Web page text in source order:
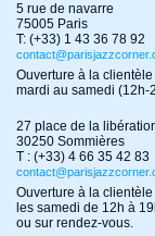
5 rue de navarre
75005 Paris
T: (+33) 1 43 36 78 92
Ouverture à la clientèle
mardi au samedi (12h-
27 place de la
30250 Sommières
T : (+33) 4 66 35 42 83
Ouverture à la clientèle
les samedi de 12h à
ou sur rendez-vous.